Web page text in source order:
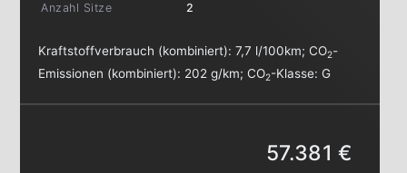
Anzahl Sitze
2
Kraftstoffverbrauch (kombiniert):7,7 l/100km;CO2-
Emissionen (kombiniert): 202 g/km;CO2-Klasse:G
57.381 €